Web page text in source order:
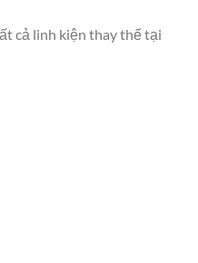
cả linh kiện thay thế tại